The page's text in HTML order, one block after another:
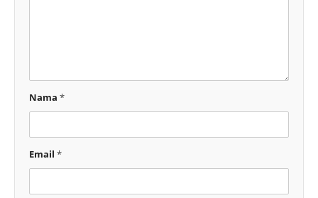
Nama *
Email *